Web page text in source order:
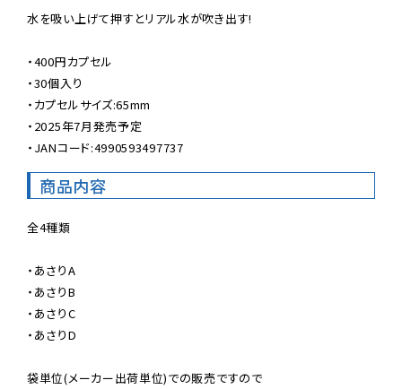
水を吸い上げて押すとリアル水が吹き出す!
・400円カプセル
・30個入り
・カプセルサイズ:65mm
・2025年7月発売予定
・JANコード:4990593497737
商品内容
全4種類
・あさりA
・あさりB
・あさりC
・あさりD
袋単位(メーカー出荷単位)での販売ですので